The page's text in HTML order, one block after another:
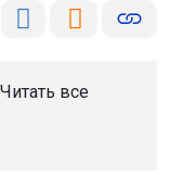
Читать все